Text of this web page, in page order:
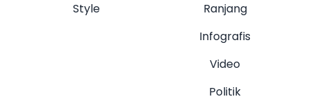
Style
Ranjang
Infografis
Video
Politik